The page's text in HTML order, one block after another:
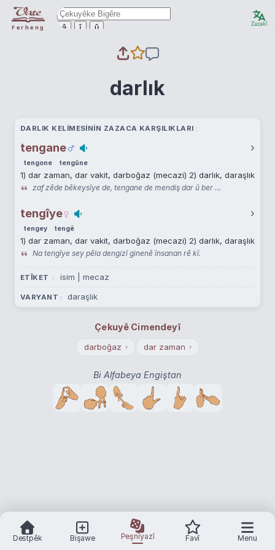
Ferheng ê î û Zazakî
darlık
DARLIK KELIMESININ ZAZACA KARŞILIKLARI
tengane ›
tengone tengûne
1) dar zaman, dar vakit, darboğaz (mecazi) 2) darlık, daraşlık
zaf zêde bêkeysîye de, tengane de mendiş dar û ber …
tengîye ›
tengey tengê
1) dar zaman, dar vakit, darboğaz (mecazi) 2) darlık, daraşlık
Na tengîye sey pêla dengizî ginenê însanan rê kî.
ETÎKET isim | mecaz
VARYANT daraşlık
Çekuyê Cimendeyî
darboğaz › dar zaman ›
Bi Alfabeya Engiştan
Destpêk Bişawe Peşnîyazî Favî Menu